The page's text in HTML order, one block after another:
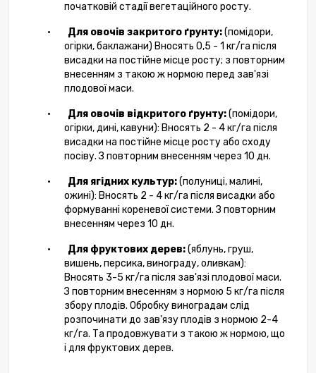
початковій стадії вегетаційного росту.
• Для овочів закритого ґрунту:(помідори,
огірки, баклажани) Вносять 0,5 - 1 кг/га після
висадки на постійне місце росту; з повторним
внесенням з такою ж нормою перед зав'язі
плодової маси.
• Для овочів відкритого ґрунту:(помідори,
огірки, дині, кавуни): Вносять 2 - 4 кг/га після
висадки на постійне місце росту або сходу
посіву. З повторним внесенням через 10 дн.
• Для ягідних культур:(полуниці, малині,
ожині): Вносять 2 - 4 кг/га після висадки або
формуванні кореневої системи. З повторним
внесенням через 10 дн.
• Для фруктових дерев:(яблунь, груш,
вишень, персика, винограду, оливкам):
Вносять 3-5 кг/га після зав'язі плодової маси.
З повторним внесенням з нормою 5 кг/га після
збору плодів. Обробку виноградам слід
розпочинати до зав'язу плодів з нормою 2-4
кг/га. Та продовжувати з такою ж нормою, що
і для фруктових дерев.